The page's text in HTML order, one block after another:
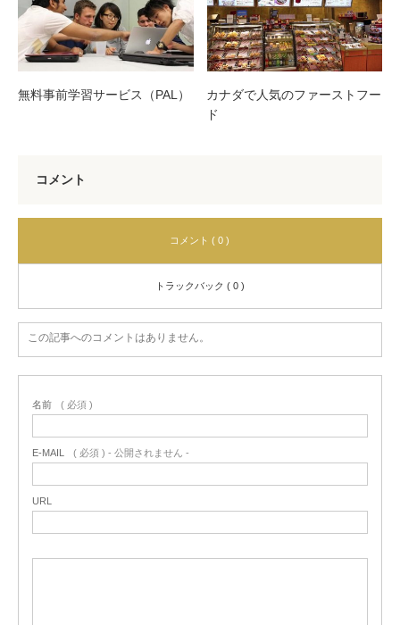
無料事前学習サービス（PAL）
カナダで人気のファーストフー
ド
コメント
コメント ( 0 )
トラックバック ( 0 )
この記事へのコメントはありません。
名前 ( 必須 )
E-MAIL ( 必須 ) - 公開されません -
URL